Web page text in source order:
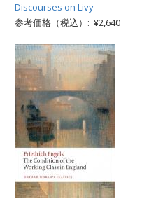
Discourses on Livy
参考価格（税込）: ¥2,640